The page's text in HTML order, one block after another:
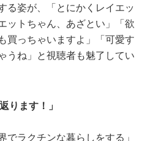
る姿が、「とにかくレイエッ
ットちゃん、あざとい」「欲
買っちゃいますよ」「可愛す
うね」と視聴者も魅了してい
ります！」
でラクチンな暮らしをする」